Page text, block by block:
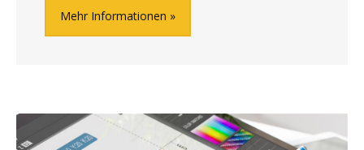
Mehr Informationen